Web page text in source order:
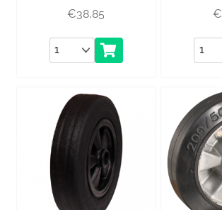
€38,85
Aantal
€
Aantal